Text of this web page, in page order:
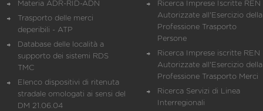
Materia ADR-RID-ADN
Trasporto delle merci
deperibili - ATP
Database delle località a
supporto dei sistemi RDS
TMC
Elenco dispositivi di ritenuta
stradale omologati ai sensi del
DM 21.06.04
Ricerca Imprese Iscritte REN
Autorizzate all'Esercizio della
Professione Trasporto
Persone
Ricerca Imprese iscritte REN
Autorizzate all'Esercizio della
Professione Trasporto Merci
Ricerca Servizi di Linea
Interregionali